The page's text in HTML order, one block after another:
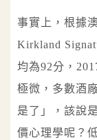
事實上，根據
Kirkland
均為92分，
極微，多數酒
是了」，該說
價心理學呢？